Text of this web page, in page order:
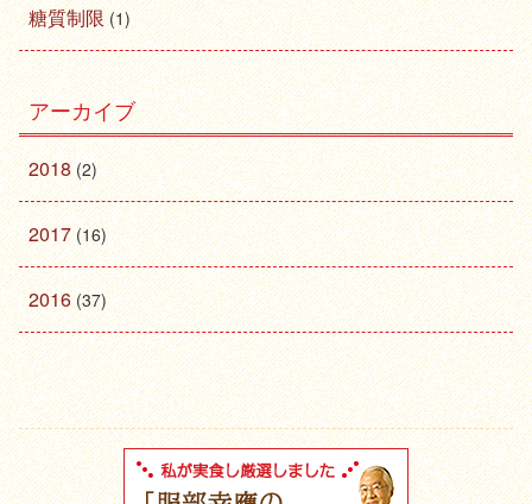
糖質制限(1)
アーカイブ
2018(2)
2017(16)
2016(37)